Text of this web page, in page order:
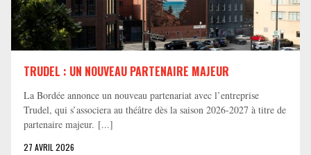
TRUDEL : UN NOUVEAU PARTENAIRE MAJEUR
La Bordée annonce un nouveau partenariat avec l’entreprise
Trudel, qui s’associera au théâtre dès la saison 2026-2027 à titre de
partenaire majeur. [...]
27 AVRIL 2026